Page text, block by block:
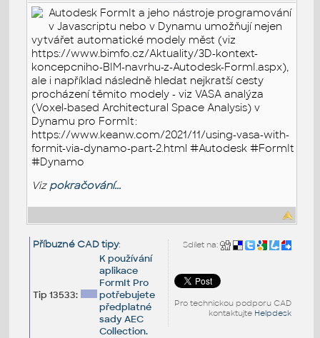
Autodesk FormIt a jeho nástroje programování
v Javascriptu nebo v Dynamu umožňují nejen
vytvářet automatické modely měst (viz
https://www.bimfo.cz/Aktuality/3D-kontext-
koncepcniho-BIM-navrhu-z-Autodesk-FormI.aspx),
ale i například následně hledat nejkratší cesty
procházení těmito modely - viz VASA analýza
(Voxel-based Architectural Space Analysis) v
Dynamu pro FormIt:
https://www.keanw.com/2021/11/using-vasa-with-
formit-via-dynamo-part-2.html #Autodesk #FormIt
#Dynamo
Viz pokračování...
Sdílet na:
Pro technickou podporu CAD
kontaktujte Helpdesk
Příbuzné CAD tipy:
Tip 13533:
K používání
aplikace
FormIt Pro
potřebujete
předplatné
sady AEC
Collection.